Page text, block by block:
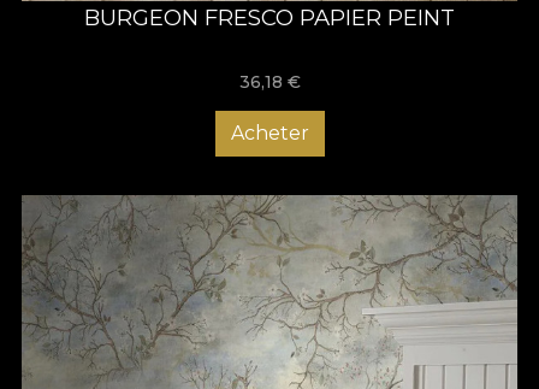
BURGEON FRESCO PAPIER PEINT
36,18 €
Acheter